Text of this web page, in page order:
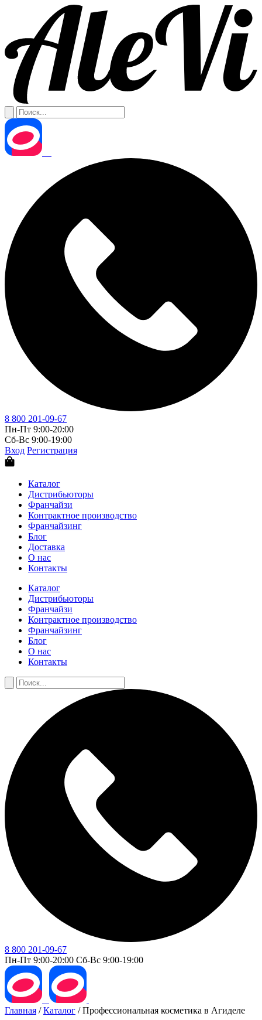
8 800 201-09-67
Пн-Пт 9:00-20:00
Сб-Вс 9:00-19:00
Вход Регистрация
Каталог
Дистрибьюторы
Франчайзи
Контрактное производство
Франчайзинг
Блог
Доставка
О нас
Контакты
Каталог
Дистрибьюторы
Франчайзи
Контрактное производство
Франчайзинг
Блог
О нас
Контакты
8 800 201-09-67
Пн-Пт 9:00-20:00 Сб-Вс 9:00-19:00
Главная /Каталог /Профессиональная косметика в Агиделе